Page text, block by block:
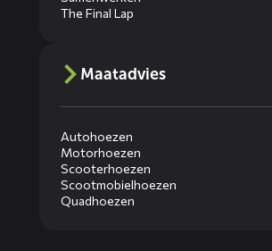
The Final Lap
Maatadvies
Autohoezen
Motorhoezen
Scooterhoezen
Scootmobielhoezen
Quadhoezen